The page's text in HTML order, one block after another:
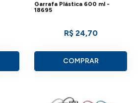
Garrafa Plástica 600 ml -
18695
R$ 24,70
COMPRAR